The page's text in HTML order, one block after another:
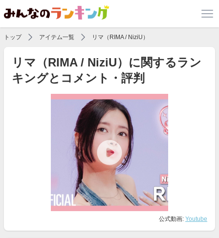
トップ アイテム一覧 リマ（RIMA / NiziU）
リマ（RIMA / NiziU）に関するラン
キングとコメント・評判
公式動画: Youtube